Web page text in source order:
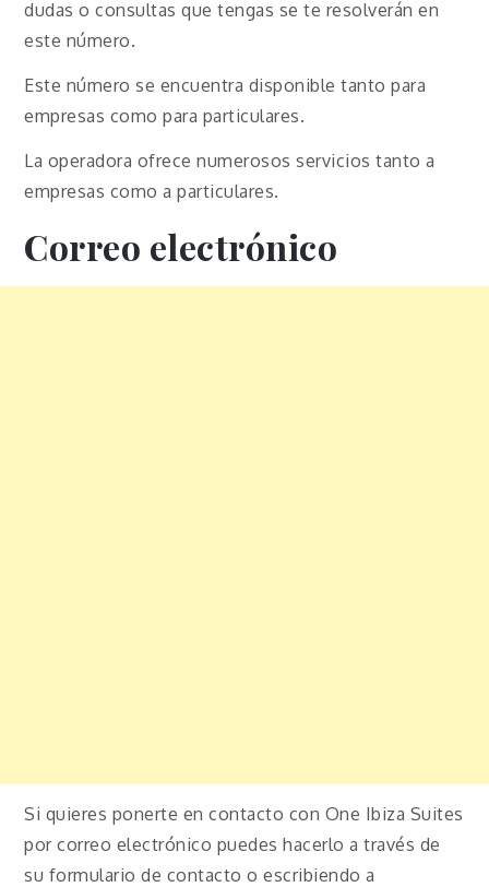
dudas o consultas que tengas se te resolverán en
este número.
Este número se encuentra disponible tanto para
empresas como para particulares.
La operadora ofrece numerosos servicios tanto a
empresas como a particulares.
Correo electrónico
Si quieres ponerte en contacto con One Ibiza Suites
por correo electrónico puedes hacerlo a través de
su formulario de contacto o escribiendo a